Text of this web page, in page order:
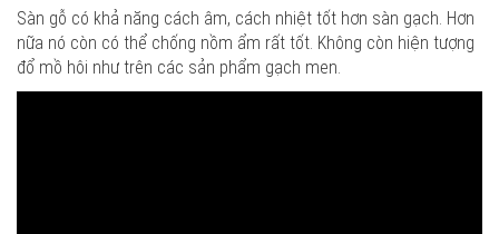
Sàn gỗ có khả năng cách âm, cách nhiệt tốt hơn sàn gạch. Hơn
nữa nó còn có thể chống nồm ẩm rất tốt. Không còn hiện tượng
đổ mồ hôi như trên các sản phẩm gạch men.